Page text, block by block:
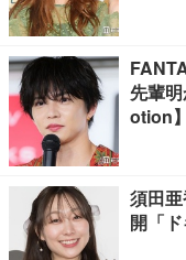
先輩
otion】
須田
開「